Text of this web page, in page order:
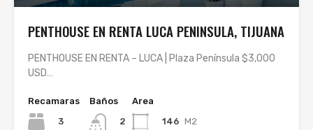
PENTHOUSE EN RENTA LUCA PENINSULA, TIJUANA
PENTHOUSE EN RENTA – LUCA | Plaza Península $3,000
USD…
Recamaras
3
Baños
2
Area
146 M2